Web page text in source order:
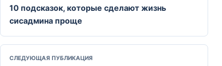
10 подсказок, которые сделают жизнь
сисадмина проще
СЛЕДУЮЩАЯ ПУБЛИКАЦИЯ